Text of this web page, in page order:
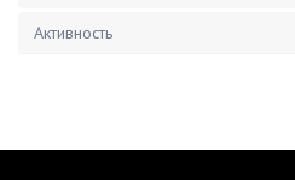
Активность